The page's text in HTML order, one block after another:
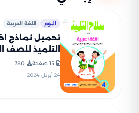
اليوم اللغة العربية
تحميل نماذج
التلميذ للصف
في اللغة
النموذجية
15 صفحة
380
24 أبريل 2024